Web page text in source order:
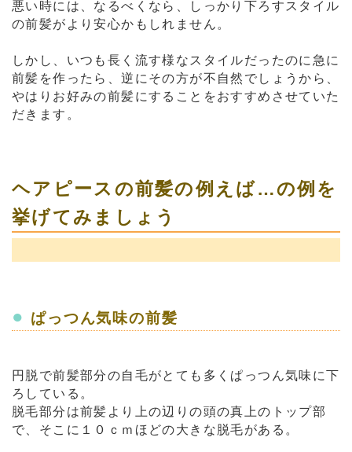
悪い時には、なるべくなら、しっかり下ろすスタイル
の前髪がより安心かもしれません。
しかし、いつも長く流す様なスタイルだったのに急に
前髪を作ったら、逆にその方が不自然でしょうから、
やはりお好みの前髪にすることをおすすめさせていた
だきます。
ヘアピースの前髪の例えば…の例を
挙げてみましょう
● ぱっつん気味の前髪
円脱で前髪部分の自毛がとても多くぱっつん気味に下
ろしている。
脱毛部分は前髪より上の辺りの頭の真上のトップ部
で、そこに１０ｃｍほどの大きな脱毛がある。